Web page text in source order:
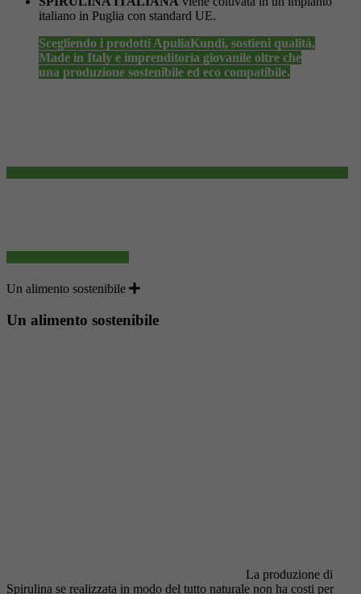
italiano in Puglia con standard UE.
Scegliendo i prodotti ApuliaKundi, sostieni qualità,
Made in Italy e imprenditoria giovanile oltre che
una produzione sostenibile ed eco compatibile.
Un alimento sostenibile
Un alimento sostenibile
La produzione di
Spirulina se realizzata in modo del tutto naturale non ha costi per